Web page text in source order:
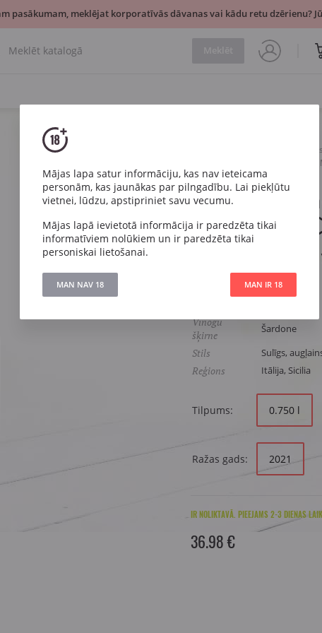
Sauss
Planeta Chardonnay Sicilia
Planeta
Menfi DOC
Planeta
191
Vīnogu
šķirne
Šardone
Stils Sulīgs,
Reģions Itālija, Sicilia
Tilpums: 0.750 l
Ražas gads: 2021
IR NOLIKTAVĀ. PIEEJAMS 2-3 DIENAS
36.98 €
Mājas lapa satur informāciju, kas nav ieteicama
personām, kas jaunākas par pilngadību. Lai piekļūtu
vietnei, lūdzu, apstipriniet savu vecumu.
Mājas lapā ievietotā informācija ir paredzēta tikai
informatīviem nolūkiem un ir paredzēta tikai
personiskai lietošanai.
MAN NAV 18 MAN IR 18
pasākumam, meklējat korporatīvās dāvanas vai kādu retu dzērienu?